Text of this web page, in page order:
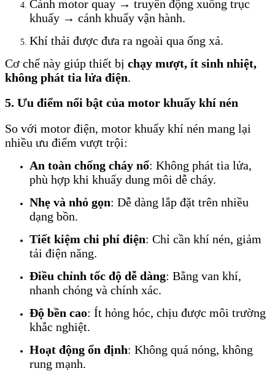
Cánh motor quay → truyền động xuống trục
khuấy → cánh khuấy vận hành.
Khí thải được đưa ra ngoài qua ống xả.
Cơ chế này giúp thiết bị chạy mượt, ít sinh nhiệt,
không phát tia lửa điện.
5. Ưu điểm nổi bật của motor khuấy khí nén
So với motor điện, motor khuấy khí nén mang lại
nhiều ưu điểm vượt trội:
An toàn chống cháy nổ: Không phát tia lửa,
phù hợp khi khuấy dung môi dễ cháy.
Nhẹ và nhỏ gọn: Dễ dàng lắp đặt trên nhiều
dạng bồn.
Tiết kiệm chi phí điện: Chỉ cần khí nén, giảm
tải điện năng.
Điều chỉnh tốc độ dễ dàng: Bằng van khí,
nhanh chóng và chính xác.
Độ bền cao: Ít hỏng hóc, chịu được môi trường
khắc nghiệt.
Hoạt động ổn định: Không quá nóng, không
rung mạnh.